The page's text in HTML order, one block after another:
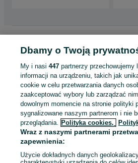
Mazowieckie
Osobowe - Błonie
KATEGORIA
1067076451
Zadzwoń / SMS
Dbamy o Twoją
My i nasi447 partnerzy
informacji na urządzeniu, takich jak
cookie w celu przetwarzania danych
zaakceptować wybory lub zarządzać
dowolnym momencie na stronie polityki
sygnalizowane naszym partnerom i nie
przeglądania. Polityka cookies,
Wraz z naszymi partnerami
zapewnienia:
Użycie dokładnych danych